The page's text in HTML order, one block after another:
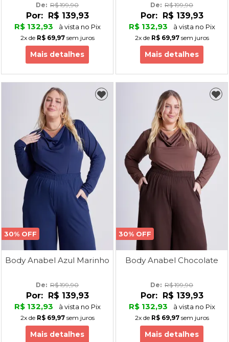
De: R$ 199,90
Por: R$ 139,93
R$ 132,93
à vista no Pix
2xde R$ 69,97sem juros
Mais detalhes
De: R$ 199,90
Por: R$ 139,93
R$ 132,93
à vista no Pix
2xde R$ 69,97sem juros
Mais detalhes
30% OFF
Body Anabel Azul Marinho
De: R$ 199,90
Por:
R$ 139,93
R$ 132,93
à vista no Pix
2xde R$ 69,97sem juros
Mais detalhes
30% OFF
Body Anabel Chocolate
De: R$ 199,90
Por:
R$ 139,93
R$ 132,93
à vista no Pix
2xde R$ 69,97sem juros
Mais detalhes